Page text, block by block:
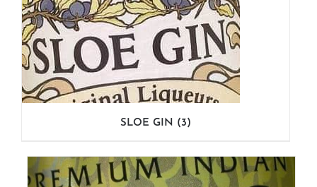
SLOE GIN (3)